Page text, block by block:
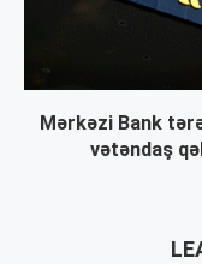
Mərkəzi Bank
vətəndaş